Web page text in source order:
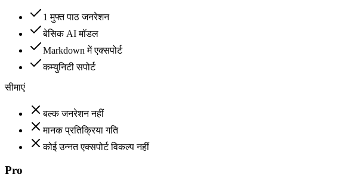
1 मुफ्त पाठ जनरेशन
बेसिक AI मॉडल
Markdown में एक्सपोर्ट
कम्युनिटी सपोर्ट
सीमाएं
बल्क जनरेशन नहीं
मानक प्रतिक्रिया गति
कोई उन्नत एक्सपोर्ट विकल्प नहीं
Pro